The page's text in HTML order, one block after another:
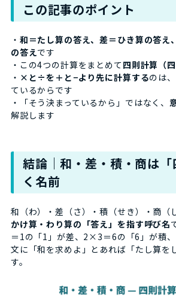
この記事のポイント
・ 和＝たし算の答え、差＝ひき算の答え
の答えです
・この4つの計算をまとめて 四則計算（四
・ ×と÷を＋と−より先に計算するのは
ているからです
・「そう決まっているから」ではなく、
解説します
結論｜和・差・積・商は
く名前
和（わ）・差（さ）・積（せき）・商（
かけ算・わり算の「答え」を指す呼び名
＝1の「1」が差、2×3＝6の「6」が積
文に「和を求めよ」とあれば「たし算を
す。